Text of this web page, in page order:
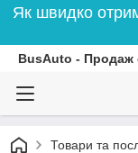
Як швидко
BusAuto - Продаж
Товари та